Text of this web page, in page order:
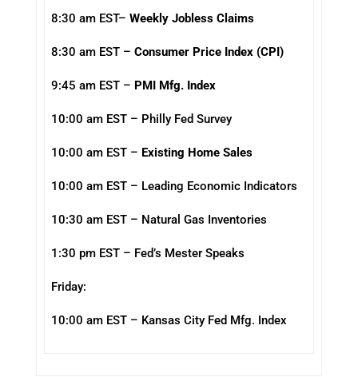
8:30 am EST–Weekly Jobless Claims
8:30 am EST –Consumer Price Index (CPI)
9:45 am EST – PMI Mfg. Index
10:00 am EST – Philly Fed Survey
10:00 am EST – Existing Home Sales
10:00 am EST – Leading Economic Indicators
10:30 am EST – Natural Gas Inventories
1:30 pm EST – Fed’s Mester Speaks
Friday:
10:00 am EST – Kansas City Fed Mfg. Index